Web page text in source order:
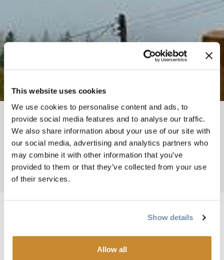
This website uses cookies
We use cookies to personalise content and ads, to
provide social media features and to analyse our traffic.
We also share information about your use of our site with
our social media, advertising and analytics partners who
may combine it with other information that you’ve
provided to them or that they’ve collected from your use
of their services.
Show details
Allow all
面包屑
可做之事
瑞士村
Add to My Trip
20 世纪初，CPR 雇用了经验丰富的瑞士向导，带领游
客安全地进入山区，金色的旅游业开始流行起来。为